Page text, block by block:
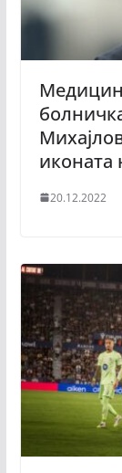
иконата
20.12.2022